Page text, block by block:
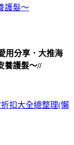
護髮～
用分享．大推海
養護髮～//
扣大全總整理(懶